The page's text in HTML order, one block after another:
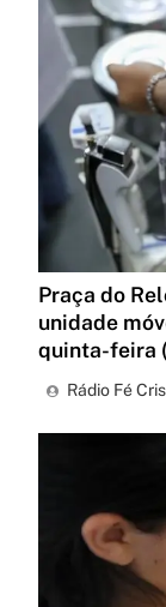
Praça do
unidade
quinta-feira
Rádio Fé